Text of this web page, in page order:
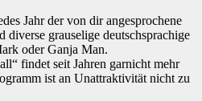
Jahr der von dir angesprochene
grauselige deutschsprachige
oder Ganja Man.
findet seit Jahren garnicht mehr
ist an Unattraktivität nicht zu